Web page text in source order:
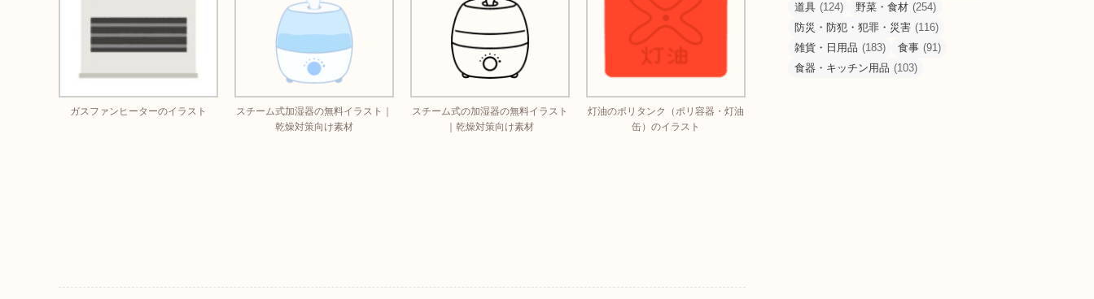
ガスファンヒーターのイラスト
スチーム式加湿器の無料イラスト｜
乾燥対策向け素材
スチーム式の加湿器の無料イラスト
｜乾燥対策向け素材
灯油のポリタンク（ポリ容器・灯油
缶）のイラスト
道具 (124) 野菜・食材 (254)
防災・防犯・犯罪・災害 (116)
雑貨・日用品 (183) 食事 (91)
食器・キッチン用品 (103)